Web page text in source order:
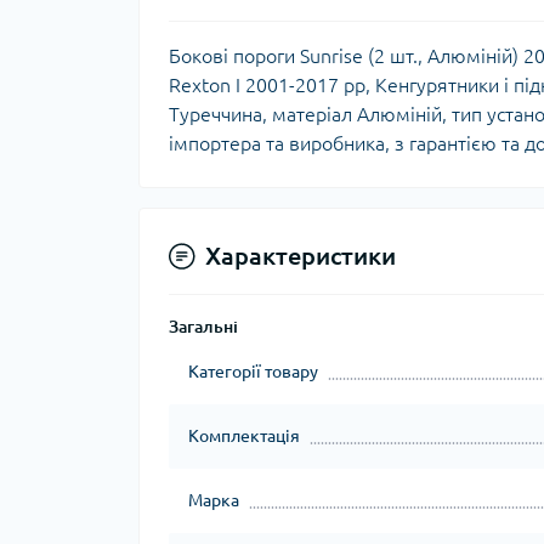
Бокові пороги Sunrise (2 шт., Алюміній)
Rexton I 2001-2017 рр, Кенгурятники і
Туреччина, матеріал Алюміній, тип
імпортера та виробника, з гарантією та
Характеристики
Загальні
Категорії товару
Комплектація
Марка